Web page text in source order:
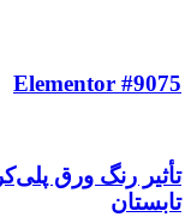
Elementor #9075
تأثیر رنگ ورق
تابستان